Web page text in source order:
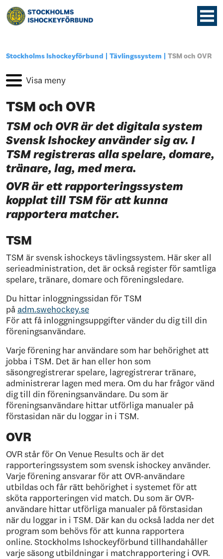
Stockholms Ishockeyförbund Tävlingssystem TSM och OVR
TSM och OVR
TSM och OVR är det digitala system
Svensk Ishockey använder sig av. I
TSM registreras alla spelare, domare,
tränare, lag, med mera.
OVR är ett rapporteringssystem
kopplat till TSM för att kunna
rapportera matcher.
TSM
TSM är svensk ishockeys tävlingssystem. Här sker all
serieadministration, det är också register för samtliga
spelare, tränare, domare och föreningsledare.
Du hittar inloggningssidan för TSM
på adm.swehockey.se
För att få inloggningsuppgifter vänder du dig till din
föreningsanvändare.
Varje förening har användare som har behörighet att
jobba i TSM. Det är han eller hon som
säsongregistrerar spelare, lagregistrerar tränare,
administrerar lagen med mera. Om du har frågor vänd
dig till din föreningsanvändare. Du som är
föreningsanvändare hittar utförliga manualer på
förstasidan när du loggar in i TSM.
OVR
OVR står för On Venue Results och är det
rapporteringssystem som svensk ishockey använder.
Varje förening ansvarar för att OVR-användare
utbildas och får rätt behörighet i systemet för att
sköta rapporteringen vid match. Du som är OVR-
användare hittar utförliga manualer på förstasidan
när du loggar in i TSM. Där kan du också ladda ner det
program som behövs för att kunna rapportera
online. Stockholms Ishockeyförbund tillhandahåller
varje säsong utbildningar i matchrapportering i OVR.